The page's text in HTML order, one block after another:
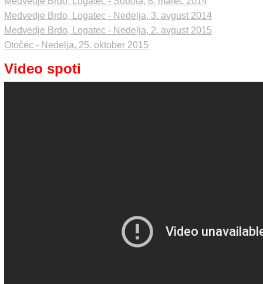
Medvedje Brdo, Logatec - Nedelja, 3. avgust 2014
Medvedje Brdo, Logatec - Nedelja, 2. avgust 2015
Otočec - Nedelja, 25. oktober 2015
Video spoti